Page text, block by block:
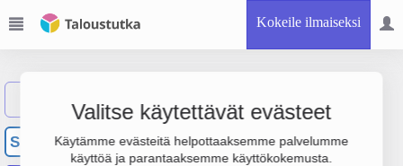
Kokeile ilmaiseksi
Valitse käytettävät evästeet
Käytämme evästeitä helpottaaksemme palvelumme
käyttöä ja parantaaksemme käyttökokemusta.
SP Oy Southbay Pork Ab